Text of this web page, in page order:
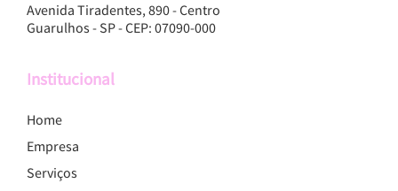
Avenida Tiradentes, 890 - Centro
Guarulhos - SP - CEP: 07090-000
Institucional
Home
Empresa
Serviços